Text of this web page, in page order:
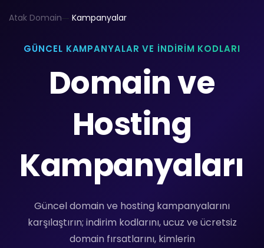
Atak Domain Kampanyalar
GÜNCEL KAMPANYALAR VE İNDIRIM KODLARI
Domain ve
Hosting
Kampanyaları
Güncel domain ve hosting kampanyalarını
karşılaştırın; indirim kodlarını, ucuz ve ücretsiz
domain fırsatlarını, kimlerin